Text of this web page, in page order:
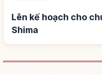
Lên kế hoạch cho
Shima